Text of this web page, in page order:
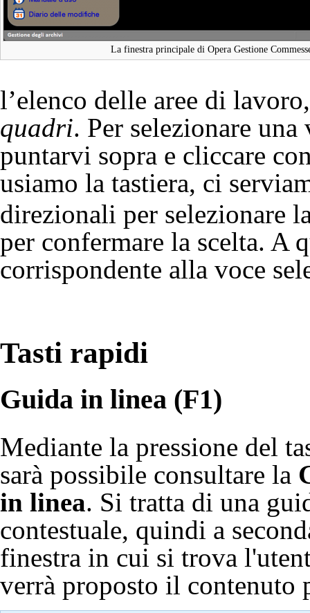
La finestra principale di Opera Gestione
l’elenco delle aree di
quadri. Per selezionare
puntarvi sopra e cliccare
usiamo la tastiera, ci
direzionali per selezionare
per confermare la scelta. A
corrispondente alla voce
Tasti rapidi
Guida in linea (F1)
Mediante la pressione del
sarà possibile consultare la
in linea. Si tratta di una
contestuale, quindi a
finestra in cui si trova
verrà proposto il contenuto